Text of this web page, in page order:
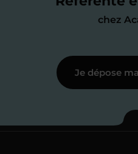
chez
j’échange en
Étape 3
Je
Je dépose